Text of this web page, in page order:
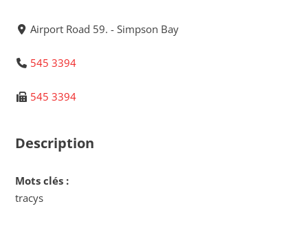
Airport Road 59. - Simpson Bay
545 3394
545 3394
Description
Mots clés :
tracys